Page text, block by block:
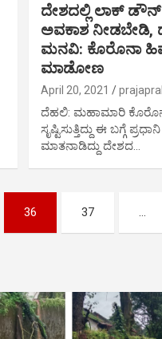
ದೇಶದಲ್ಲಿ ಲಾಕ್ ಡೌನ್
ಅವಕಾಶ ನೀಡಬೇಡಿ,
ಮನವಿ: ಕೊರೊನಾ
ಮಾಡೋಣ
April 20, 2021
ದೆಹಲಿ: ಮಹಾಮಾರಿ
ಸೃಷ್ಟಿಸುತ್ತಿದ್ದು ಈ ಬಗ್ಗೆ
ಮಾತನಾಡಿದ್ದು ದೇಶದ…
36 37 …